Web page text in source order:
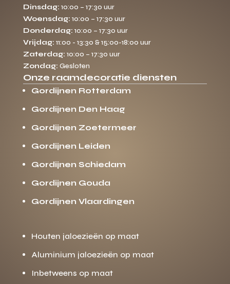
Dinsdag: 10:00 – 17:30 uur
Woensdag: 10:00 – 17:30 uur
Donderdag: 10:00 – 17:30 uur
Vrijdag: 11:00 - 13:30 & 15:00-18:00 uur
Zaterdag: 10:00 – 17:30 uur
Zondag: Gesloten
Onze raamdecoratie diensten
Gordijnen Rotterdam
Gordijnen Den Haag
Gordijnen Zoetermeer
Gordijnen Leiden
Gordijnen Schiedam
Gordijnen Gouda
Gordijnen Vlaardingen
Houten jaloezieën op maat
Aluminium jaloezieën op maat
Inbetweens op maat